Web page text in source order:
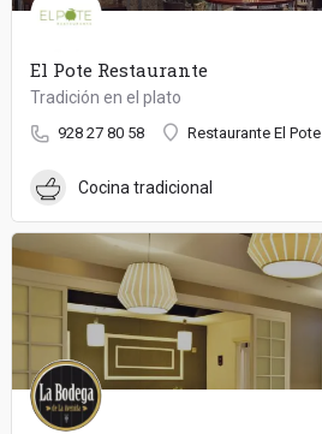
El Pote Restaurante
Tradición en el plato
928 27 80 58 Restaurante El Pote
Cocina tradicional